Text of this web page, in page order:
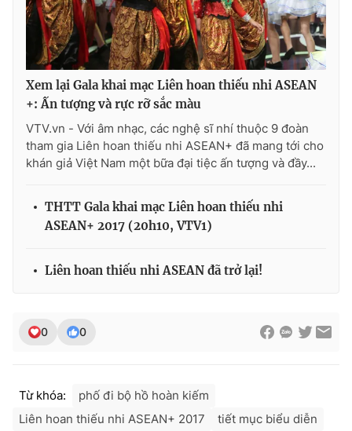
Xem lại Gala khai mạc Liên hoan thiếu nhi ASEAN
+: Ấn tượng và rực rỡ sắc màu
VTV.vn - Với âm nhạc, các nghệ sĩ nhí thuộc 9 đoàn
tham gia Liên hoan thiếu nhi ASEAN+ đã mang tới cho
khán giả Việt Nam một bữa đại tiệc ấn tượng và đầy...
THTT Gala khai mạc Liên hoan thiếu nhi
ASEAN+ 2017 (20h10, VTV1)
Liên hoan thiếu nhi ASEAN đã trở lại!
0 0
Từ khóa:
phố đi bộ hồ hoàn kiếm
Liên hoan thiếu nhi ASEAN+ 2017
tiết mục biểu diễn